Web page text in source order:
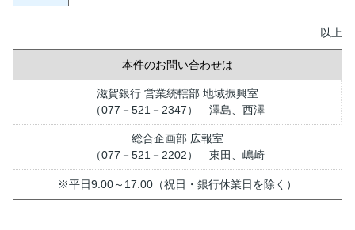
以上
本件のお問い合わせは
滋賀銀行 営業統轄部 地域振興室
（077－521－2347） 澤島、西澤
総合企画部 広報室
（077－521－2202） 東田、嶋崎
※平日9:00～17:00（祝日・銀行休業日を除く）